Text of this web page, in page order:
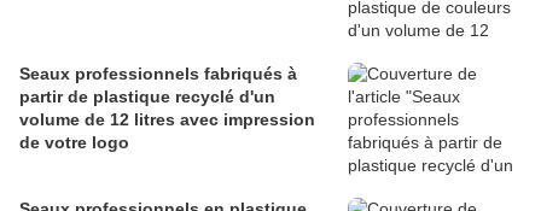
Seaux professionnels fabriqués à
partir de plastique recyclé d'un
volume de 12 litres avec impression
de votre logo